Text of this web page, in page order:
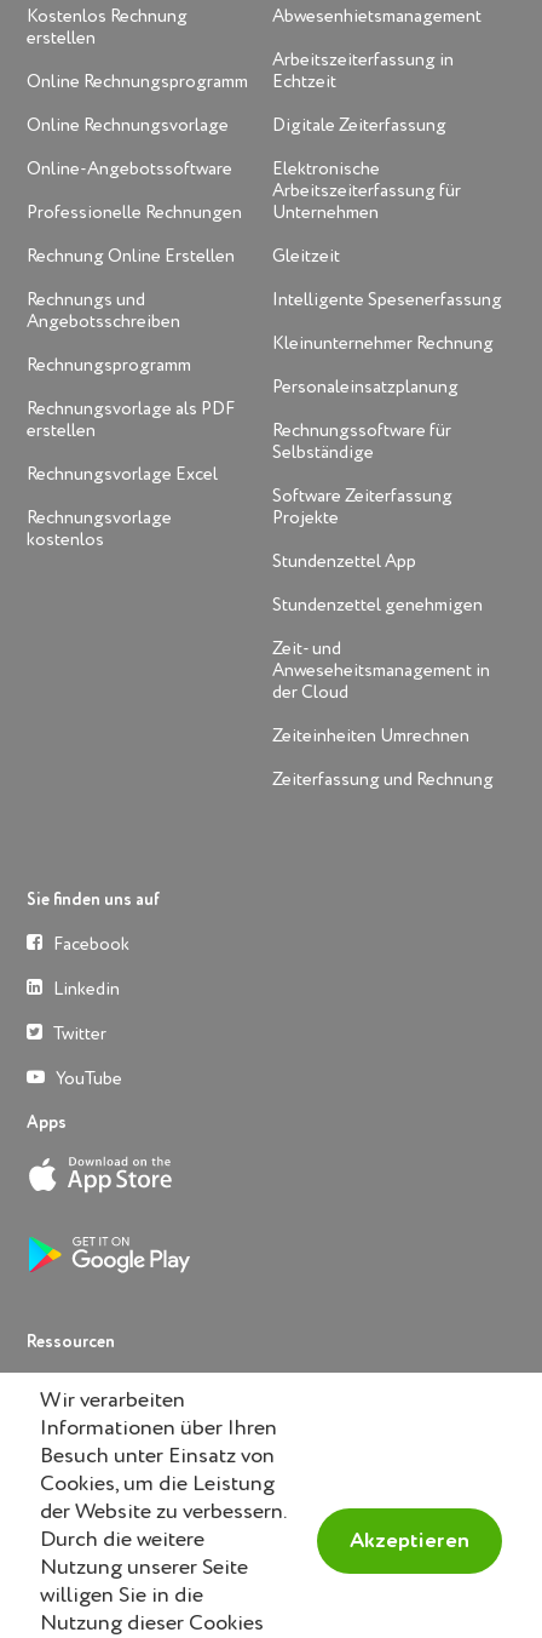
Kostenlos Rechnung
erstellen
Online Rechnungsprogramm
Online Rechnungsvorlage
Online-Angebotssoftware
Professionelle Rechnungen
Rechnung Online Erstellen
Rechnungs und
Angebotsschreiben
Rechnungsprogramm
Rechnungsvorlage als PDF
erstellen
Rechnungsvorlage Excel
Rechnungsvorlage
kostenlos
Abwesenhietsmanagement
Arbeitszeiterfassung in
Echtzeit
Digitale Zeiterfassung
Elektronische
Arbeitszeiterfassung für
Unternehmen
Gleitzeit
Intelligente Spesenerfassung
Kleinunternehmer Rechnung
Personaleinsatzplanung
Rechnungssoftware für
Selbständige
Software Zeiterfassung
Projekte
Stundenzettel App
Stundenzettel genehmigen
Zeit- und
Anweseheitsmanagement in
der Cloud
Zeiteinheiten Umrechnen
Zeiterfassung und Rechnung
Sie finden uns auf
Facebook
Linkedin
Twitter
YouTube
Apps
Ressourcen
Knowledge Base
Lexikon
Blog
© 2014-2026 DAYquiri GmbH.
Wir verarbeiten
Informationen über Ihren
Besuch unter Einsatz von
Cookies, um die Leistung
der Website zu verbessern.
Durch die weitere
Nutzung unserer Seite
willigen Sie in die
Nutzung dieser Cookies
Akzeptieren